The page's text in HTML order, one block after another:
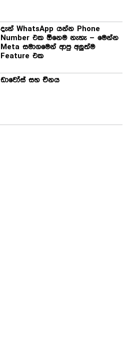
දැන් WhatsApp යන්න Phone
Number එක ඕනෙම නැහැ – මෙන්න
Meta සමාගමෙන් ආපු අලුත්ම
Feature එක
ඩාවෝස් සහ චීනය